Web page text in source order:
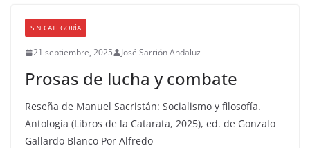
SIN CATEGORÍA
21 septiembre, 2025 José Sarrión Andaluz
Prosas de lucha y combate
Reseña de Manuel Sacristán: Socialismo y filosofía.
Antología (Libros de la Catarata, 2025), ed. de Gonzalo
Gallardo Blanco Por Alfredo